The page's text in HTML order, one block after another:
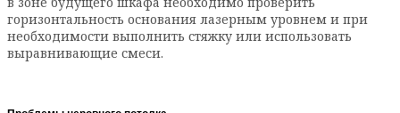
горизонтальность основания лазерным уровнем и при
необходимости выполнить стяжку или использовать
выравнивающие смеси.